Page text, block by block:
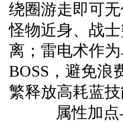
绕圈游走即可
怪物近身、战
离；雷电术作
BOSS，避免浪
繁释放高耗蓝
属性加点与